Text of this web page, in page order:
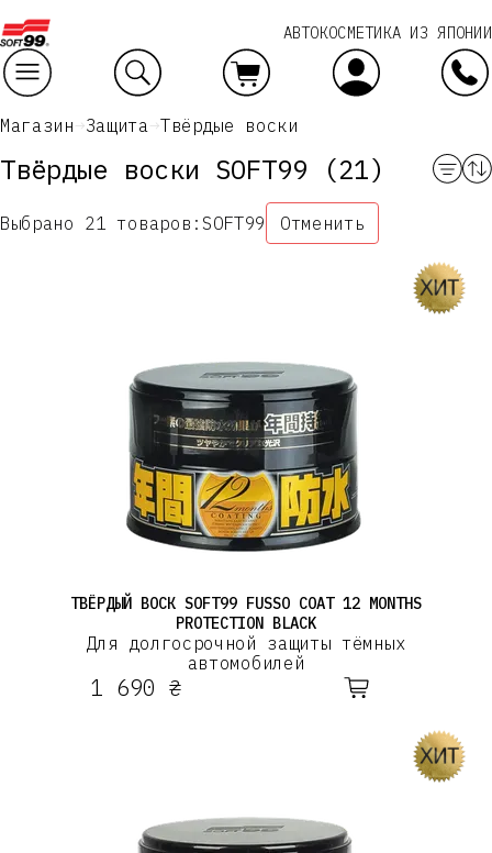
АВТОКОСМЕТИКА ИЗ ЯПОНИИ
Магазин Защита Твёрдые воски
Твёрдые воски SOFT99 (21)
Выбрано 21 товаров: SOFT99 Отменить
ТВЁРДЫЙ ВОСК SOFT99 FUSSO COAT 12 MONTHS
PROTECTION BLACK
Для долгосрочной защиты тёмных
автомобилей
1 690 ₴
Ваш заказ